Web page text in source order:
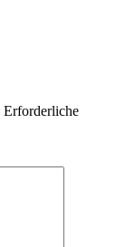
Erforderliche